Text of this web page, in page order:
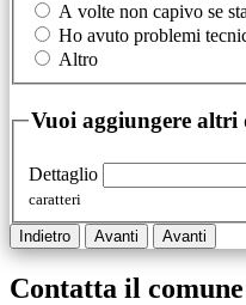
A volte non capivo se
Ho avuto problemi
Altro
Vuoi aggiungere altri
Dettaglio
caratteri
Indietro Avanti Avanti
Contatta il comune